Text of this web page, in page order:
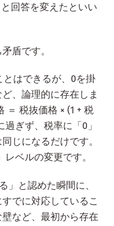
と回答を変えたといい
盾です。
とはできるが、0を掛
、論理的に存在しま
＝ 税抜価格 × (1 + 税
ぎず、税率に「0」
じになるだけです。
ベルの変更です。
」と認めた瞬間に、
でに対応しているこ
など、最初から存在